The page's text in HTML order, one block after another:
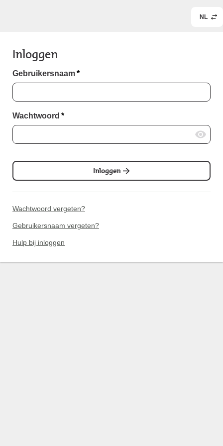
NL
Inloggen
Gebruikersnaam*
Wachtwoord *
Inloggen
Wachtwoord vergeten?
Gebruikersnaam vergeten?
Hulp bij inloggen